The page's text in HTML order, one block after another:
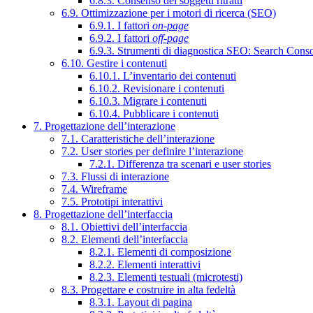
6.9. Ottimizzazione per i motori di ricerca (SEO)
6.9.1. I fattori on-page
6.9.2. I fattori off-page
6.9.3. Strumenti di diagnostica SEO: Search
6.10. Gestire i contenuti
6.10.1. L’inventario dei contenuti
6.10.2. Revisionare i contenuti
6.10.3. Migrare i contenuti
6.10.4. Pubblicare i contenuti
7. Progettazione dell’interazione
7.1. Caratteristiche dell’interazione
7.2. User stories per definire l’interazione
7.2.1. Differenza tra scenari e user stories
7.3. Flussi di interazione
7.4. Wireframe
7.5. Prototipi interattivi
8. Progettazione dell’interfaccia
8.1. Obiettivi dell’interfaccia
8.2. Elementi dell’interfaccia
8.2.1. Elementi di composizione
8.2.2. Elementi interattivi
8.2.3. Elementi testuali (microtesti)
8.3. Progettare e costruire in alta fedeltà
8.3.1. Layout di pagina